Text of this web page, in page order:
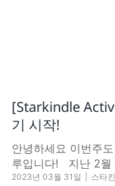
[Starkindle
기 시작!
안녕하세요 이번주
루입니다! 지난 2월
2023년 03월 31일 스타